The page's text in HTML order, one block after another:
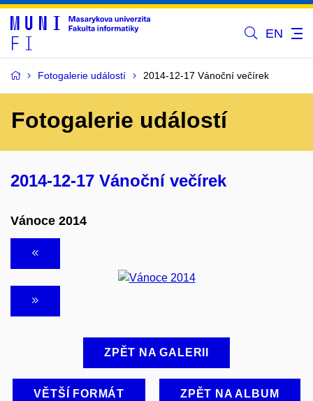
EN
Fotogalerie událostí 2014-12-17 Vánoční večírek
Fotogalerie událostí
2014-12-17 Vánoční večírek
Vánoce 2014
ZPĚT NA GALERII
VĚTŠÍ FORMÁT ZPĚT NA ALBUM